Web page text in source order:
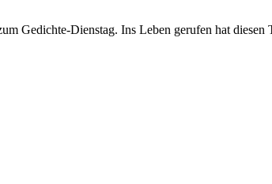
Gedichte-Dienstag. Ins Leben gerufen hat